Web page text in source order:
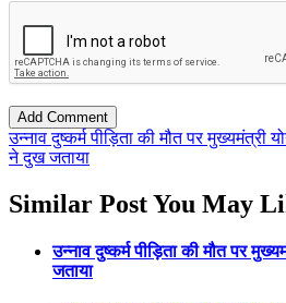
उन्नाव दुष्कर्म पीड़िता की मौत पर मुख्यमंत्री
ने दुख जताया
Similar Post You May
उन्नाव दुष्कर्म पीड़िता की मौत पर
जताया